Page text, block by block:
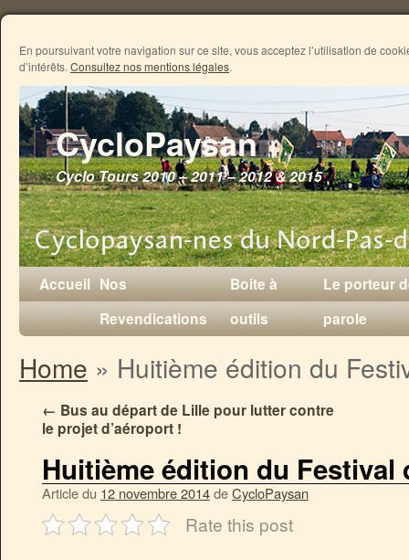
En poursuivant votre navigation sur ce site, vous acceptez l’utilisation de
d’intérêts. Consultez nos mentions légales.
CycloPaysan
Cyclo Tours 2010 – 2011 – 2012 & 2015
Accueil Nos
Revendications
Boite à
outils
Le porteur
parole
Home » Huitième édition du
← Bus au départ de Lille pour lutter contre
le projet d’aéroport !
Huitième édition du Festival
Article du 12 novembre 2014deCycloPaysan
Rate this post